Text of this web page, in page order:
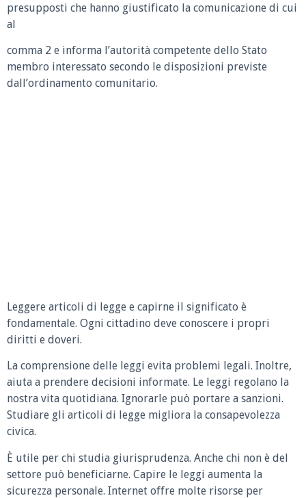
presupposti che hanno giustificato la comunicazione di cui
al
comma 2 e informa l’autorità competente dello Stato
membro interessato secondo le disposizioni previste
dall’ordinamento comunitario.
Leggere articoli di legge e capirne il significato è
fondamentale. Ogni cittadino deve conoscere i propri
diritti e doveri.
La comprensione delle leggi evita problemi legali. Inoltre,
aiuta a prendere decisioni informate. Le leggi regolano la
nostra vita quotidiana. Ignorarle può portare a sanzioni.
Studiare gli articoli di legge migliora la consapevolezza
civica.
È utile per chi studia giurisprudenza. Anche chi non è del
settore può beneficiarne. Capire le leggi aumenta la
sicurezza personale. Internet offre molte risorse per